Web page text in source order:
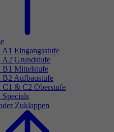
A1 Eingangsstufe
A2 Grundstufe
B1 Mittelstufe
B2 Aufbaustufe
C1 & C2 Oberstufe
Specials
Zuklappen